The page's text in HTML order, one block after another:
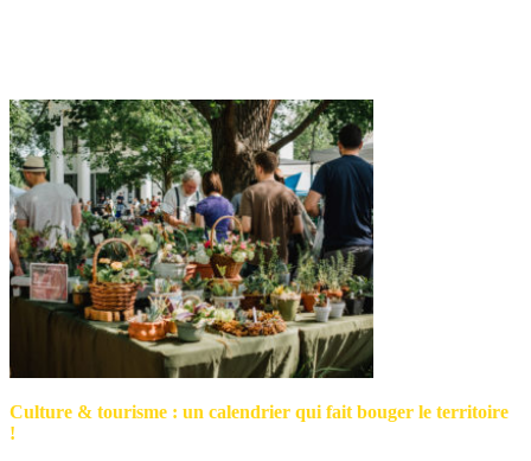
Culture & tourisme : un calendrier qui fait bouger le territoire
!